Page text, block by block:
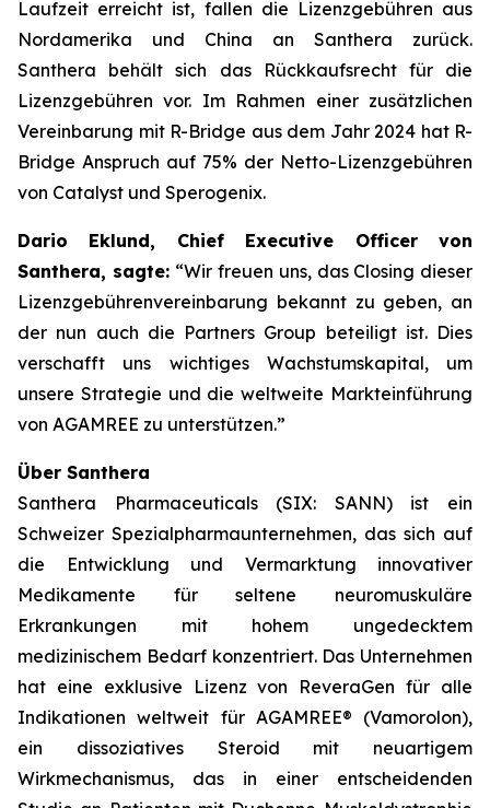
Laufzeit erreicht ist, fallen die Lizenzgebühren aus
Nordamerika und China an Santhera zurück.
Santhera behält sich das Rückkaufsrecht für die
Lizenzgebühren vor. Im Rahmen einer zusätzlichen
Vereinbarung mit R-Bridge aus dem Jahr 2024 hat R-
Bridge Anspruch auf 75% der Netto-Lizenzgebühren
von Catalyst und Sperogenix.
Dario Eklund, Chief Executive Officer von
Santhera, sagte: “Wir freuen uns, das Closing dieser
Lizenzgebührenvereinbarung bekannt zu geben, an
der nun auch die Partners Group beteiligt ist. Dies
verschafft uns wichtiges Wachstumskapital, um
unsere Strategie und die weltweite Markteinführung
von AGAMREE zu unterstützen.”
Über Santhera
Santhera Pharmaceuticals (SIX: SANN) ist ein
Schweizer Spezialpharmaunternehmen, das sich auf
die Entwicklung und Vermarktung innovativer
Medikamente für seltene neuromuskuläre
Erkrankungen mit hohem ungedecktem
medizinischem Bedarf konzentriert. Das Unternehmen
hat eine exklusive Lizenz von ReveraGen für alle
Indikationen weltweit für AGAMREE® (Vamorolon),
ein dissoziatives Steroid mit neuartigem
Wirkmechanismus, das in einer entscheidenden